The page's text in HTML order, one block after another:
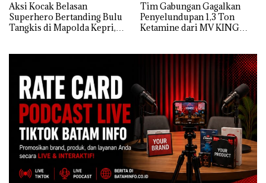
Aksi Kocak Belasan
Superhero Bertanding Bulu
Tangkis di Mapolda Kepri,
Tim Gabungan Gagalkan
Penyelundupan 1,3 Ton
Ketamine dari MV KING